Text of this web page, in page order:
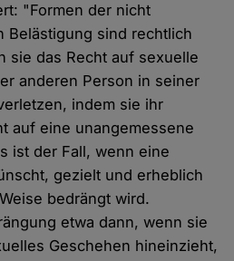
"Formen der nicht
Belästigung sind rechtlich
sie das Recht auf sexuelle
anderen Person in seiner
indem sie ihr
auf eine unangemessene
ist der Fall, wenn eine
gezielt und erheblich
bedrängt wird.
etwa dann, wenn sie
Geschehen hineinzieht,